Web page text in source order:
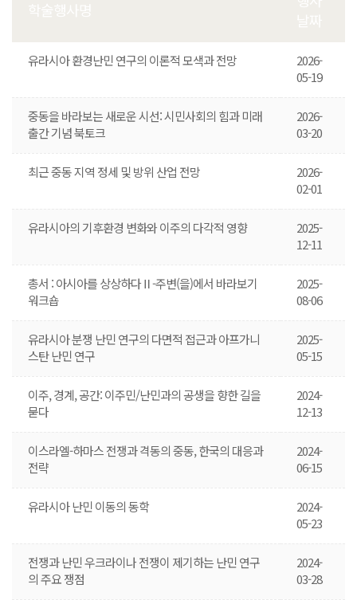
유라시아 환경난민 연구의 이론적 모색과 전망
2026-
05-19
중동을 바라보는 새로운 시선: 시민사회의 힘과 미래
출간 기념 북토크
2026-
03-20
최근 중동 지역 정세 및 방위 산업 전망
2026-
02-01
유라시아의 기후환경 변화와 이주의 다각적 영향
2025-
12-11
총서 : 아시아를 상상하다Ⅱ-주변(을)에서 바라보기
워크숍
2025-
08-06
유라시아 분쟁 난민 연구의 다면적 접근과 아프가니
스탄 난민 연구
2025-
05-15
이주, 경계, 공간: 이주민/난민과의 공생을 향한 길을
묻다
2024-
12-13
이스라엘-하마스 전쟁과 격동의 중동, 한국의 대응과
전략
2024-
06-15
유라시아 난민 이동의 동학
2024-
05-23
전쟁과 난민 우크라이나 전쟁이 제기하는 난민 연구
의 주요 쟁점
2024-
03-28